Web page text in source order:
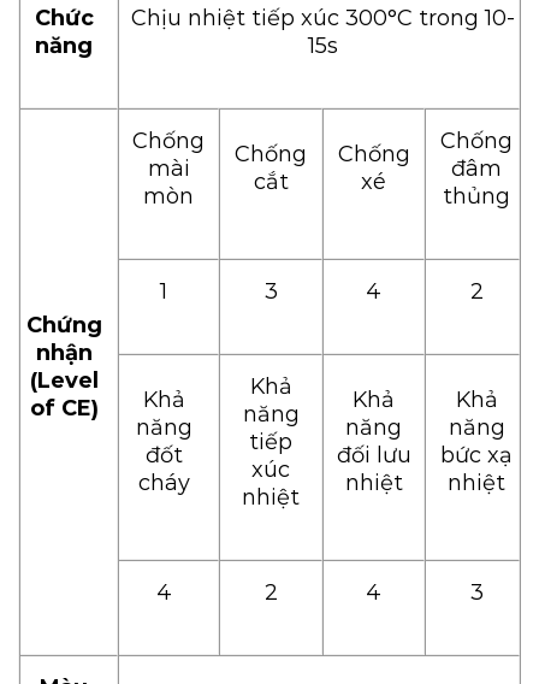
Chức
năng
Chịu nhiệt tiếp xúc 300°C trong 10-
15s
Chứng
nhận
(Level
of CE)
Chống
mài
mòn
Chống
cắt
Chống
xé
Chống
đâm
thủng
1 3 4 2
Khả
năng
đốt
cháy
Khả
năng
tiếp
xúc
nhiệt
Khả
năng
đối lưu
nhiệt
Khả
năng
bức xạ
nhiệt
4 2 4 3